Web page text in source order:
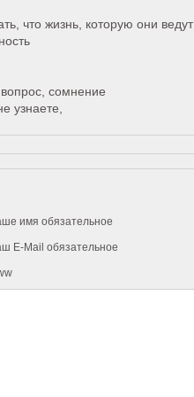
что жизнь, которую они ведут
сомнение
узнаете,
имя обязательное
E-Mail обязательное